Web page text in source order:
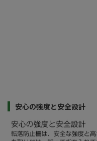
安心の強度と安全設計